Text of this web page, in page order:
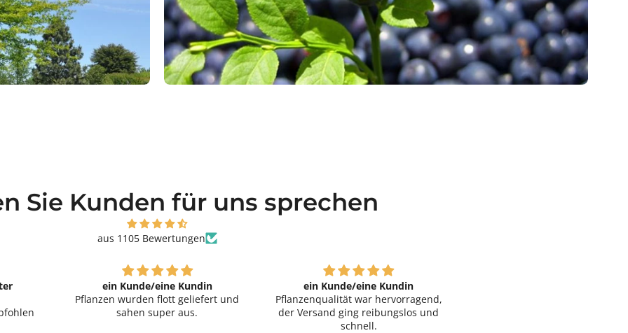
Sie Kunden für uns sprechen
aus 1105 Bewertungen
ein Kunde/eine Kundin
Pflanzen wurden flott geliefert und
sahen super aus.
ein Kunde/eine Kundin
Pflanzenqualität war hervorragend,
der Versand ging reibungslos und
schnell.